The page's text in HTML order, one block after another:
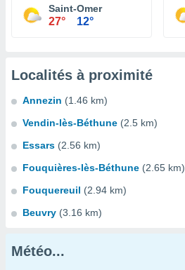
Saint-Omer
27° 12°
Localités à proximité
Annezin (1.46 km)
Vendin-lès-Béthune (2.5 km)
Essars (2.56 km)
Fouquières-lès-Béthune (2.65 km)
Fouquereuil (2.94 km)
Beuvry (3.16 km)
Météo...